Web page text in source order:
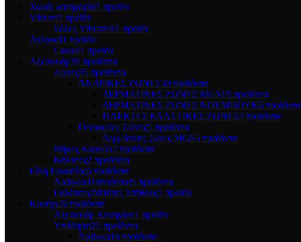
Χωρίς κατηγορία1 προϊόν
Vibram1 προϊόν
Σόλες Vibram®1 προϊόν
Ανδρικά1 προϊόν
Casual1 προϊόν
Αξεσουάρ39 προϊόντα
Ζώνες35 προϊόντα
ΑΝΔΡΙΚΕΣ ΖΩΝΕΣ30 προϊόντα
ΔΕΡΜΑΤΙΝΕΣ ΖΩΝΕΣ MGS19 προϊόντα
ΔΕΡΜΑΤΙΝΕΣ ΖΩΝΕΣ ΝΟΥΜΠΟΥΚ6 προϊόντα
ΠΛΕΚΤΕΣ ΕΛΑΣΤΙΚΕΣ ΖΩΝΕΣ4 προϊόντα
Γυναικείες Ζώνες5 προϊόντα
Δερμάτινες ζώνες MGS5 προϊόντα
Θήκες Καρτών2 προϊόντα
Κάλτσες2 προϊόντα
Είδη Εργασίας6 προϊόντα
Άρβυλα/Παπούτσια5 προϊόντα
Γαλότσες/Μπότες Στήθους1 προϊόν
Κυνήγι26 προϊόντα
Αξεσουάρ Κυνηγίου1 προϊόν
Υπόδηση25 προϊόντα
Άρβυλα16 προϊόντα